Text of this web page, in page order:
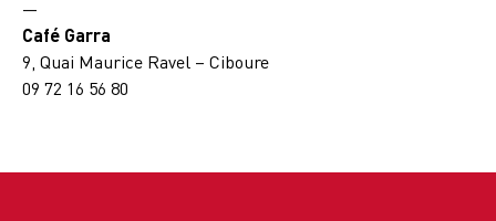
—
Café Garra
9, Quai Maurice Ravel – Ciboure
09 72 16 56 80